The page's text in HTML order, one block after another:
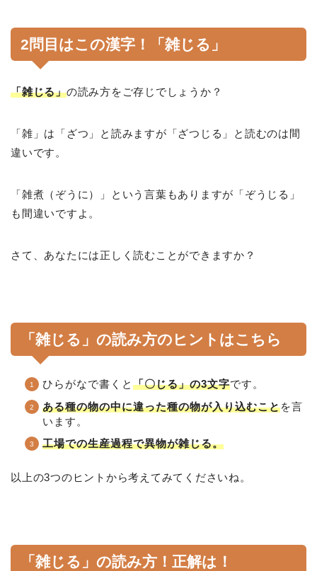
2問目はこの漢字！「雑じる」
「雑じる」の読み方をご存じでしょうか？
「雑」は「ざつ」と読みますが「ざつじる」と読むのは間
違いです。
「雑煮（ぞうに）」という言葉もありますが「ぞうじる」
も間違いですよ。
さて、あなたには正しく読むことができますか？
「雑じる」の読み方のヒントはこちら
ひらがなで書くと 「〇じる」の3文字です。
ある種の物の中に違った種の物が入り込むことを言
います。
工場での生産過程で異物が雑じる。
以上の3つのヒントから考えてみてくださいね。
「雑じる」の読み方！正解は！